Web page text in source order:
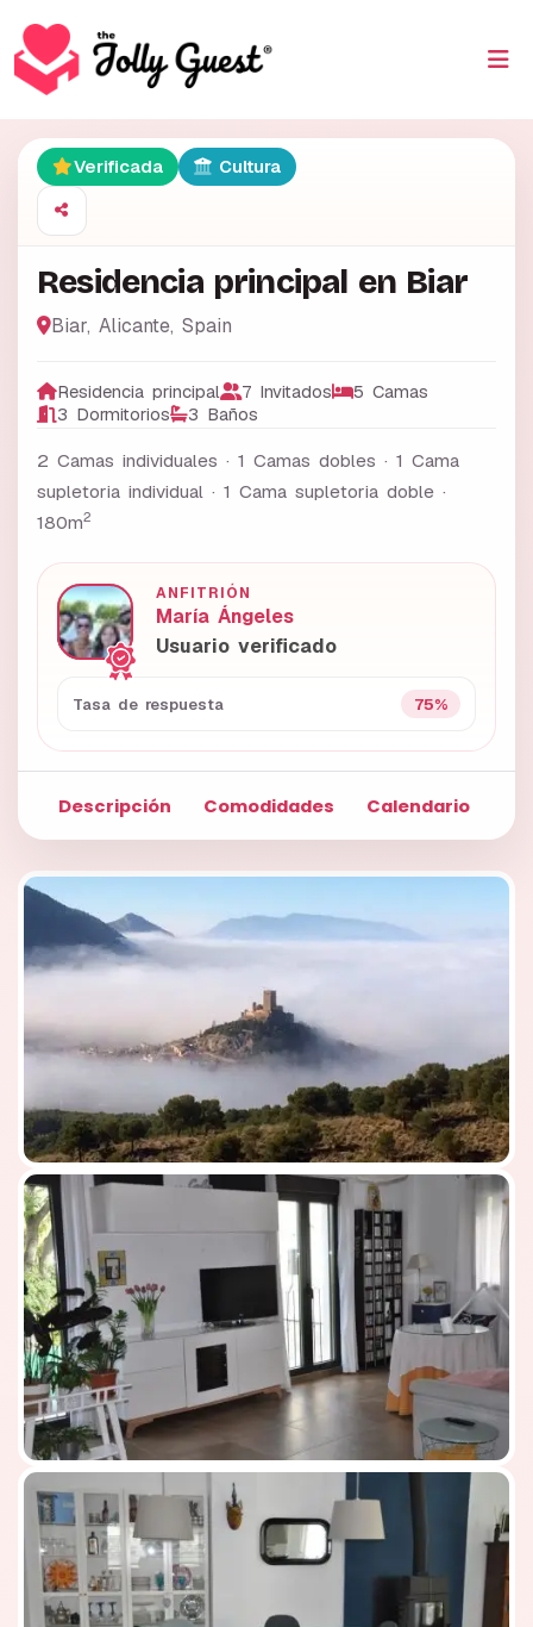
Verificada Cultura
Residencia principal en Biar
Biar, Alicante, Spain
Residencia principal 7 Invitados
5 Camas
3 Dormitorios
3 Baños
2 Camas individuales · 1 Camas dobles · 1 Cama
supletoria individual · 1 Cama supletoria doble ·
180m2
ANFITRIÓN
María Ángeles
Usuario verificado
Tasa de respuesta 75%
Descripción Comodidades Calendario